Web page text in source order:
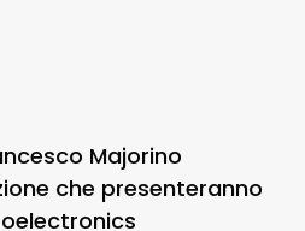
Majorino
che presenteranno